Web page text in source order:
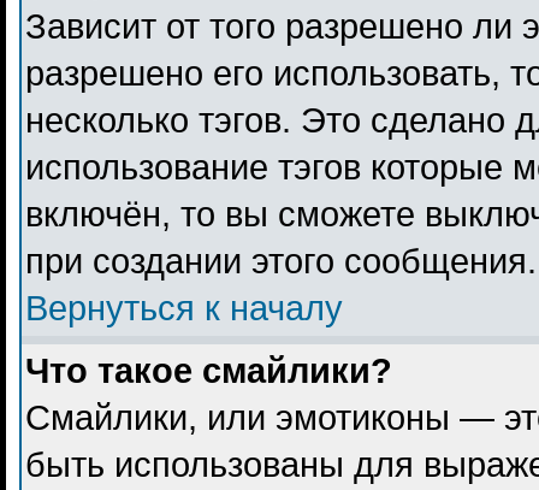
Зависит от того разрешено ли
разрешено его использовать,
несколько тэгов. Это сделано
использование тэгов которые
включён, то вы сможете
при создании этого сообщения.
Вернуться к началу
Что такое смайлики?
Смайлики, или эмотиконы —
быть использованы для